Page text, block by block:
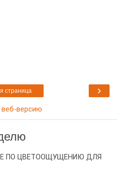
›
страница
версию
ПО ЦВЕТООЩУЩЕНИЮ ДЛЯ